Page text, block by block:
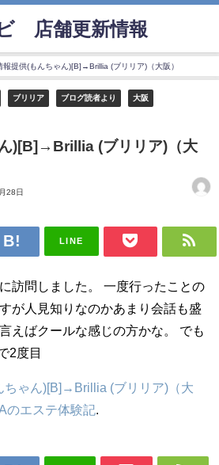
®店舗更新情報
報提供(もんちゃん)[B]→Brillia (ブリリア)（大阪）
ブリリア ブログ読者より 大阪
)[B]→Brillia (ブリリア)（大
28日
LINE
訪問しました。 一度行ったことの
が人見知りなのかあまり会話も盛
えばクールな感じの方かな。 でも
2度目
ちゃん)[B]→Brillia (ブリリア)（大
Aのエステ体験記